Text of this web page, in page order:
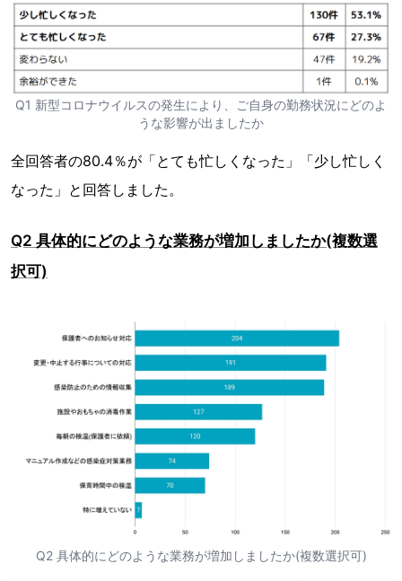
Q1 新型コロナウイルスの発生により、ご自身の勤務状況にどのよ
うな影響が出ましたか
全回答者の80.4％が「とても忙しくなった」「少し忙しく
なった」と回答しました。
Q2 具体的にどのような業務が増加しましたか(複数選
択可)
Q2 具体的にどのような業務が増加しましたか(複数選択可)